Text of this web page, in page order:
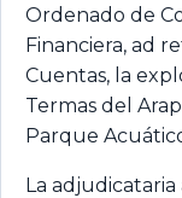
Ordenado de
Financiera, ad
Cuentas, la
Termas del
Parque
La